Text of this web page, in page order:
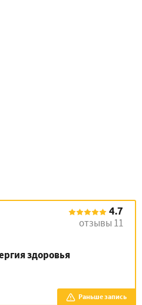
4.7
отзывы 11
здоровья
Раньше запись